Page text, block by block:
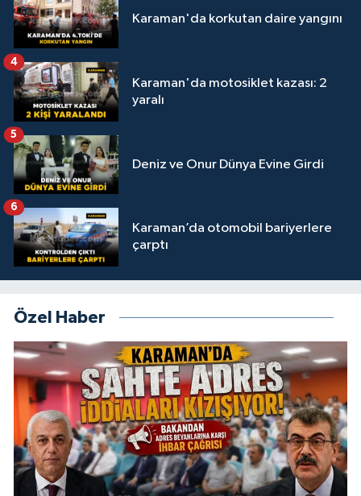
Karaman'da korkutan daire yangını
Karaman'da motosiklet kazası: 2
yaralı
4
Deniz ve Onur Dünya Evine Girdi
5
Karaman’da otomobil bariyerlere
çarptı
6
Özel Haber